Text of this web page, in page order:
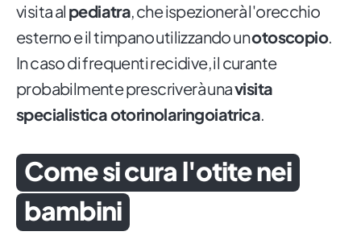
visita al pediatra, che ispezionerà l'orecchio
esterno e il timpano utilizzando unotoscopio.
In caso di frequenti recidive, il curante
probabilmente prescriverà unavisita
specialistica otorinolaringoiatrica.
Come si cura l'otite nei
bambini